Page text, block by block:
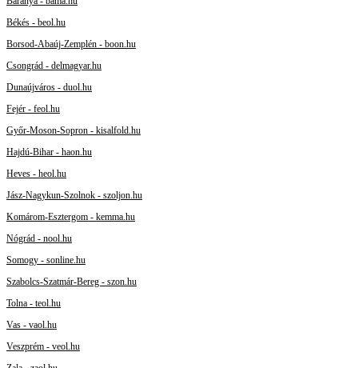
Békés - beol.hu
Borsod-Abaúj-Zemplén - boon.hu
Csongrád - delmagyar.hu
Dunaújváros - duol.hu
Fejér - feol.hu
Győr-Moson-Sopron - kisalfold.hu
Hajdú-Bihar - haon.hu
Heves - heol.hu
Jász-Nagykun-Szolnok - szoljon.hu
Komárom-Esztergom - kemma.hu
Nógrád - nool.hu
Somogy - sonline.hu
Szabolcs-Szatmár-Bereg - szon.hu
Tolna - teol.hu
Vas - vaol.hu
Veszprém - veol.hu